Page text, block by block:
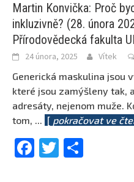
Martin Konvička: Proč
inkluzivně? (28. února
Přírodovědecká fakulta
24 února, 2025 Vítek
Generická maskulina jsou
které jsou zamýšleny tak,
adresáty, nejenom muže.
tom, ... [ pokračovat ve
Facebook
Twitter